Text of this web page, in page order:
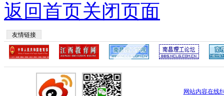
返回首页关闭页面
友情链接
网站内容在线